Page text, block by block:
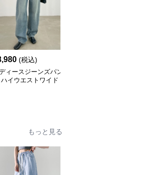
(税込)
ィースジーンズパン
ハイウエストワイド
もっと見る